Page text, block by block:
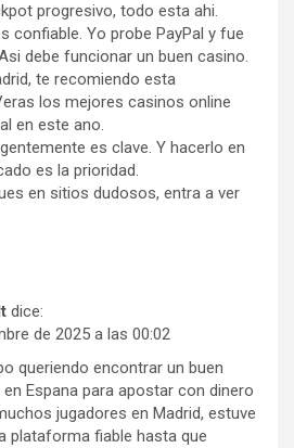
progresivo, todo esta ahi.
confiable. Yo probe PayPal y fue
debe funcionar un buen casino.
te recomiendo esta
los mejores casinos online
en este ano.
es clave. Y hacerlo en
es la prioridad.
en sitios dudosos, entra a ver
dice:
de 2025 a las 00:02
queriendo encontrar un buen
Espana para apostar con dinero
jugadores en Madrid, estuve
plataforma fiable hasta que